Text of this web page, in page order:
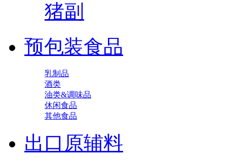
猪副
预包装食品
乳制品
酒类
油类&调味品
休闲食品
其他食品
出口原辅料